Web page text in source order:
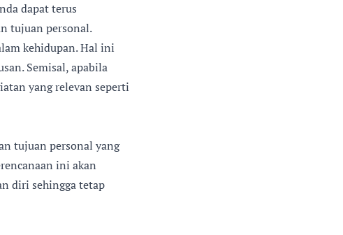
dapat terus
tujuan personal.
kehidupan. Hal ini
Semisal, apabila
yang relevan seperti
tujuan personal yang
ini akan
diri sehingga tetap